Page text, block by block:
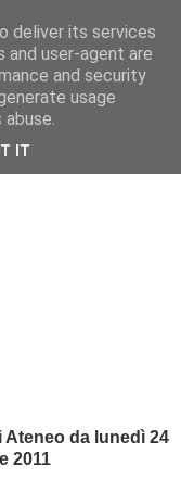
per condividere
Ateneo da lunedì 24
2011
deliver its services
and user-agent are
and security
usage
IT